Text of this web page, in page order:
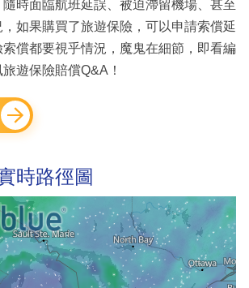
時面臨航班延誤、被迫滯留機場、甚至
如果購買了旅遊保險，可以申請索償延
償都要視乎情況，魔鬼在細節，即看編
遊保險賠償Q&A！
時路徑圖